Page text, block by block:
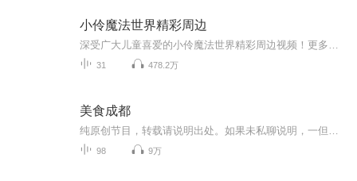
小伶魔法世界精彩周边
31 478.2万
美食成都
98 9万